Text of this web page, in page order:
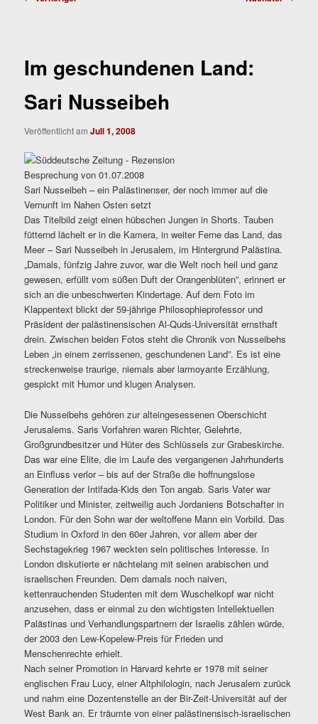
Im geschundenen Land:
Sari Nusseibeh
Veröffentlicht amJuli 1, 2008
Besprechung von 01.07.2008
Sari Nusseibeh – ein Palästinenser, der noch immer auf die
Vernunft im Nahen Osten setzt
Das Titelbild zeigt einen hübschen Jungen in Shorts. Tauben
fütternd lächelt er in die Kamera, in weiter Ferne das Land, das
Meer – Sari Nusseibeh in Jerusalem, im Hintergrund Palästina.
„Damals, fünfzig Jahre zuvor, war die Welt noch heil und ganz
gewesen, erfüllt vom süßen Duft der Orangenblüten”, erinnert er
sich an die unbeschwerten Kindertage. Auf dem Foto im
Klappentext blickt der 59-jährige Philosophieprofessor und
Präsident der palästinensischen Al-Quds-Universität ernsthaft
drein. Zwischen beiden Fotos steht die Chronik von Nusseibehs
Leben „in einem zerrissenen, geschundenen Land”. Es ist eine
streckenweise traurige, niemals aber larmoyante Erzählung,
gespickt mit Humor und klugen Analysen.
Die Nusseibehs gehören zur alteingesessenen Oberschicht
Jerusalems. Saris Vorfahren waren Richter, Gelehrte,
Großgrundbesitzer und Hüter des Schlüssels zur Grabeskirche.
Das war eine Elite, die im Laufe des vergangenen Jahrhunderts
an Einfluss verlor – bis auf der Straße die hoffnungslose
Generation der Intifada-Kids den Ton angab. Saris Vater war
Politiker und Minister, zeitweilig auch Jordaniens Botschafter in
London. Für den Sohn war der weltoffene Mann ein Vorbild. Das
Studium in Oxford in den 60er Jahren, vor allem aber der
Sechstagekrieg 1967 weckten sein politisches Interesse. In
London diskutierte er nächtelang mit seinen arabischen und
israelischen Freunden. Dem damals noch naiven,
kettenrauchenden Studenten mit dem Wuschelkopf war nicht
anzusehen, dass er einmal zu den wichtigsten Intellektuellen
Palästinas und Verhandlungspartnern der Israelis zählen würde,
der 2003 den Lew-Kopelew-Preis für Frieden und
Menschenrechte erhielt.
Nach seiner Promotion in Harvard kehrte er 1978 mit seiner
englischen Frau Lucy, einer Altphilologin, nach Jerusalem zurück
und nahm eine Dozentenstelle an der Bir-Zeit-Universität auf der
West Bank an. Er träumte von einer palästinensisch-israelischen